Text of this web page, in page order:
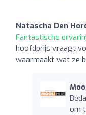
Natascha Den
Fantastische
hoofdprijs vraagt
waarmaakt wat ze
om